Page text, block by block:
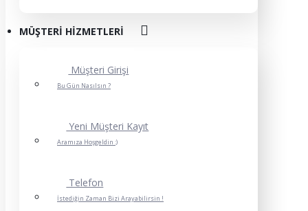
MÜŞTERI HIZMETLERI
Müşteri Girişi
Bu Gün Nasılsın ?
Yeni Müşteri Kayıt
Aramıza Hoşgeldin :)
Telefon
İstediğin Zaman Bizi Arayabilirsin !